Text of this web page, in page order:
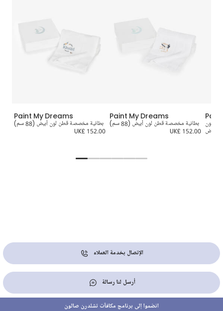
Paint My Dreams
بطانية مخصصة قطن لون أبيض (88 سم)
UK£ 152.00
Paint My Dreams
بطانية مخصصة قطن لون أبيض (88 سم)
UK£ 152.00
لون
أبيض
الإتصال بخدمة العملاء
أرسل لنا رسالة
انضموا إلى برنامج مكافآت تشلدرن صالون